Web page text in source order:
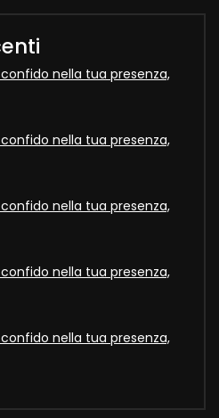
confido nella tua presenza,
confido nella tua presenza,
confido nella tua presenza,
confido nella tua presenza,
confido nella tua presenza,